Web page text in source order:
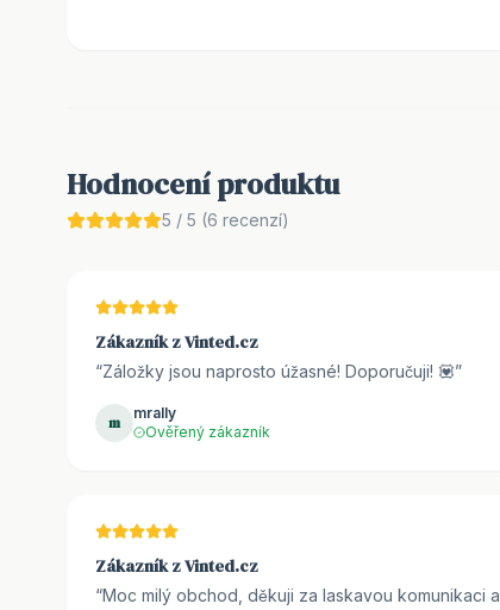
Hodnocení produktu
5 / 5 (6 recenzí)
Zákazník z Vinted.cz
“Záložky jsou naprosto úžasné! Doporučuji! 💟”
m
mrally
Ověřený zákazník
Zákazník z Vinted.cz
“Moc milý obchod, děkuji za laskavou komunikaci a